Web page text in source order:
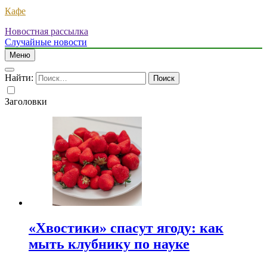
Кафе
Новостная рассылка
Случайные новости
Меню
Найти:
Заголовки
«Хвостики» спасут ягоду: как
мыть клубнику по науке